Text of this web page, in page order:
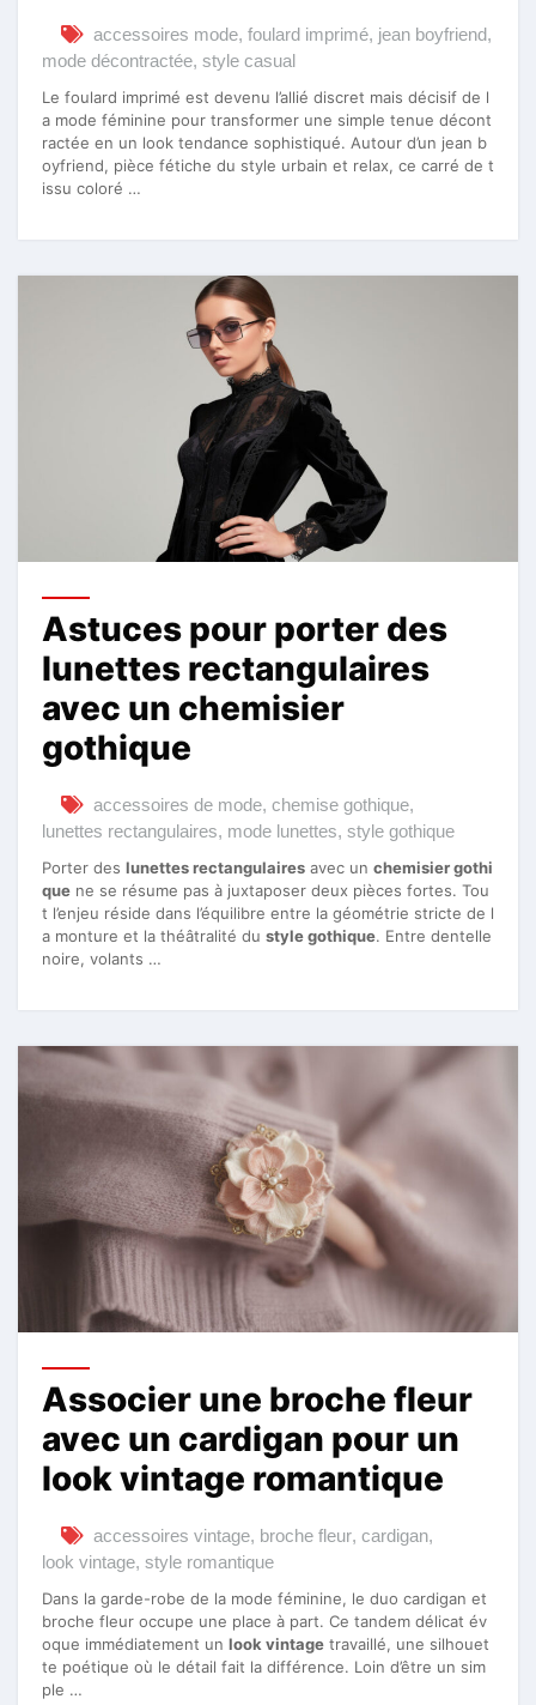
accessoires mode, foulard imprimé, jean boyfriend,
mode décontractée, style casual
Le foulard imprimé est devenu l’allié discret mais décisif de l
a mode féminine pour transformer une simple tenue décont
ractée en un look tendance sophistiqué. Autour d’un jean b
oyfriend, pièce fétiche du style urbain et relax, ce carré de t
issu coloré …
Astuces pour porter des
lunettes rectangulaires
avec un chemisier
gothique
accessoires de mode, chemise gothique,
lunettes rectangulaires, mode lunettes, style gothique
Porter des lunettes rectangulaires avec un chemisier gothi
que ne se résume pas à juxtaposer deux pièces fortes. Tou
t l’enjeu réside dans l’équilibre entre la géométrie stricte de l
a monture et la théâtralité du style gothique. Entre dentelle
noire, volants …
Associer une broche fleur
avec un cardigan pour un
look vintage romantique
accessoires vintage, broche fleur, cardigan,
look vintage, style romantique
Dans la garde-robe de la mode féminine, le duo cardigan et
broche fleur occupe une place à part. Ce tandem délicat év
oque immédiatement un look vintage travaillé, une silhouet
te poétique où le détail fait la différence. Loin d’être un sim
ple …